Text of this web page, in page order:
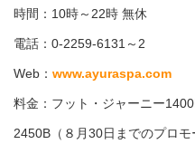
時間：10時～22時 無休
電話：0-2259-6131～2
Web： www.ayuraspa.com
料金：フット・ジャーニー
2450B（８月30日までのプロモ